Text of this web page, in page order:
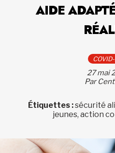
AIDE
27 mai
Par
Étiquettes :sécurité
jeunes, action